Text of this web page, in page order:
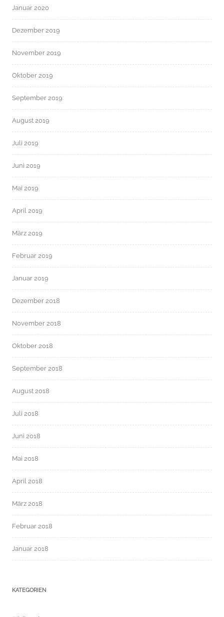
Januar 2020
Dezember 2019
November 2019
Oktober 2019
September 2019
August 2019
Juli 2019
Juni 2019
Mai 2019
April 2019
März 2019
Februar 2019
Januar 2019
Dezember 2018
November 2018
Oktober 2018
September 2018
August 2018
Juli 2018
Juni 2018
Mai 2018
April 2018
März 2018
Februar 2018
Januar 2018
KATEGORIEN